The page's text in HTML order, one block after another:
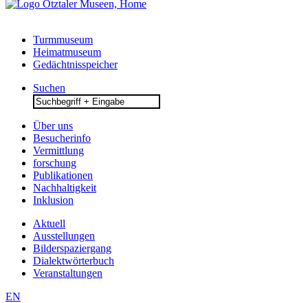
Turmmuseum
Heimatmuseum
Gedächtnisspeicher
Suchen
Search
for:
Über uns
Besucherinfo
Vermittlung
forschung
Publikationen
Nachhaltigkeit
Inklusion
Aktuell
Ausstellungen
Bilderspaziergang
Dialektwörterbuch
Veranstaltungen
EN